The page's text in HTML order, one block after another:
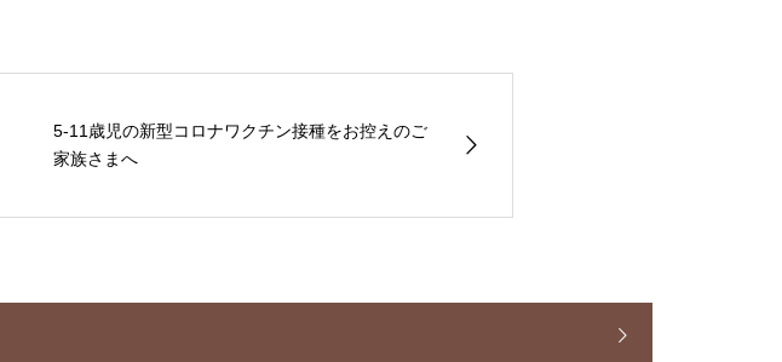
5-11歳児の新型コロナワクチン接種をお控えのご
家族さまへ